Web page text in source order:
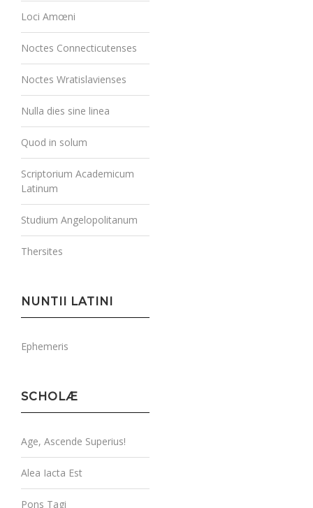
Loci Amœni
Noctes Connecticutenses
Noctes Wratislavienses
Nulla dies sine linea
Quod in solum
Scriptorium Academicum
Latinum
Studium Angelopolitanum
Thersites
NUNTII LATINI
Ephemeris
SCHOLÆ
Age, Ascende Superius!
Alea Iacta Est
Pons Tagi